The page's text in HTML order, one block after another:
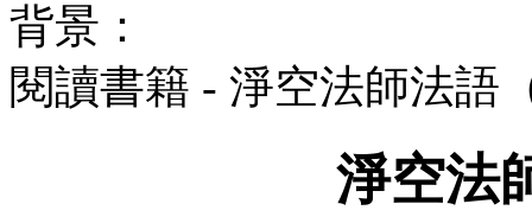
背景：
閱讀書籍 - 淨空法師法語
淨空法